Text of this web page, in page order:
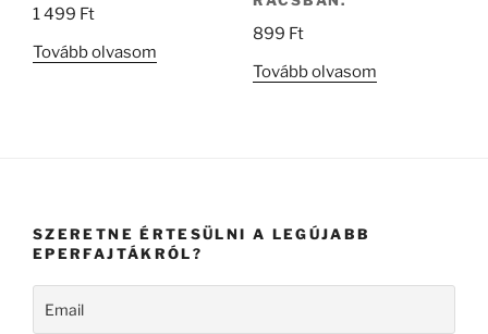
1 499 Ft
Tovább olvasom
899 Ft
Tovább olvasom
SZERETNE ÉRTESÜLNI A LEGÚJABB
EPERFAJTÁKRÓL?